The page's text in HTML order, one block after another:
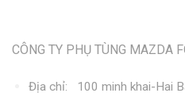
CÔNG TY PHỤ TÙNG MAZDA
Địa chỉ: 100 minh khai-Hai